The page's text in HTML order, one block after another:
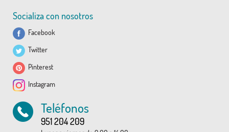
Socializa con nosotros
Facebook
Twitter
Pinterest
Instagram
Teléfonos
951 204 209